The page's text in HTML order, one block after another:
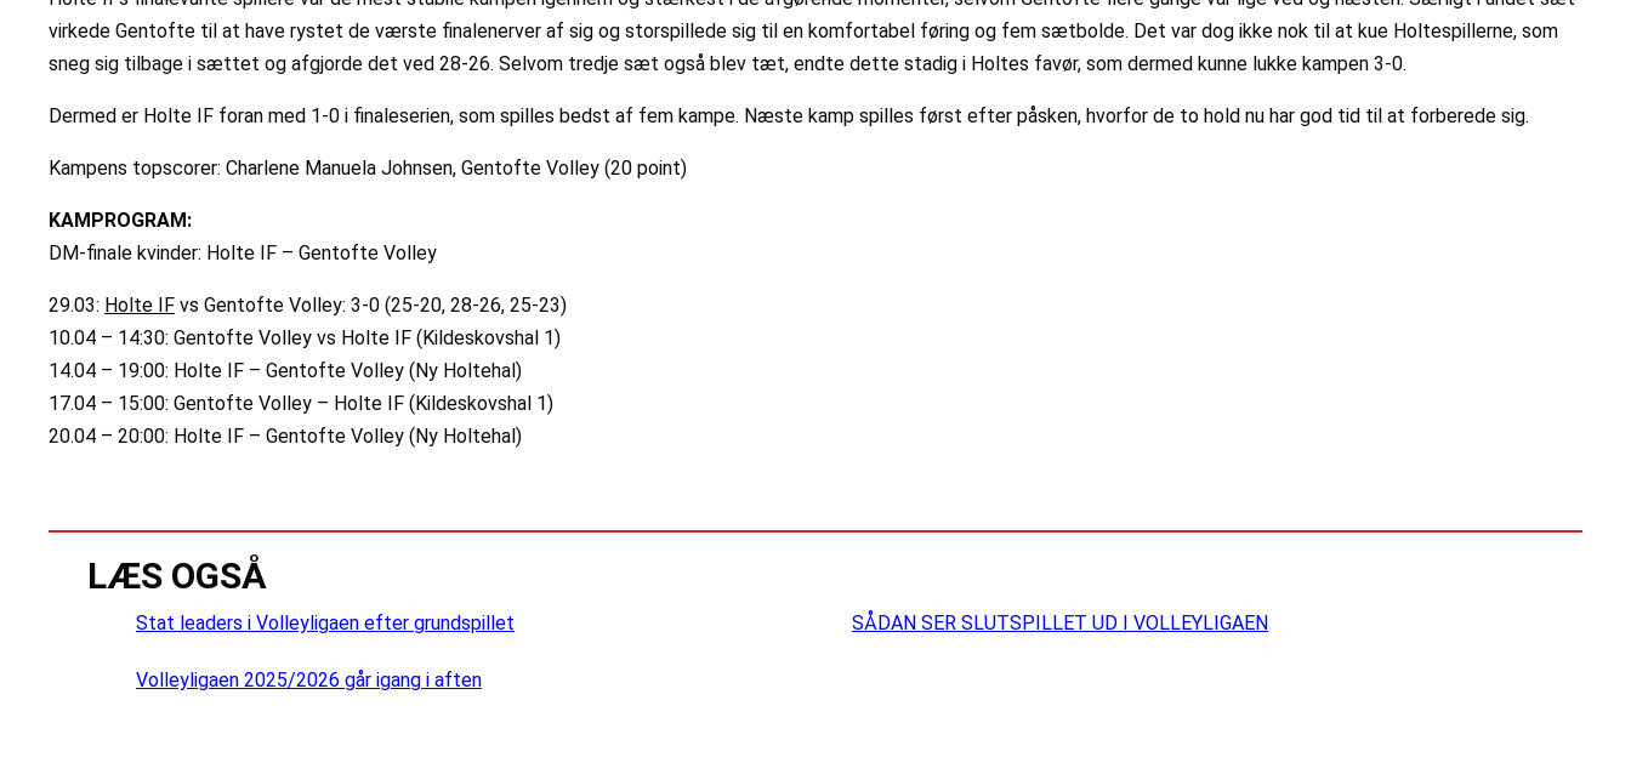
virkede Gentofte til at have rystet de værste finalenerver af sig og storspillede sig til en komfortabel føring og fem sætbolde. Det var dog ikke nok til at kue Holtespillerne, som
sneg sig tilbage i sættet og afgjorde det ved 28-26. Selvom tredje sæt også blev tæt, endte dette stadig i Holtes favør, som dermed kunne lukke kampen 3-0.
Dermed er Holte IF foran med 1-0 i finaleserien, som spilles bedst af fem kampe. Næste kamp spilles først efter påsken, hvorfor de to hold nu har god tid til at forberede sig.
Kampens topscorer: Charlene Manuela Johnsen, Gentofte Volley (20 point)
KAMPROGRAM:
DM-finale kvinder: Holte IF – Gentofte Volley
29.03: Holte IF vs Gentofte Volley: 3-0 (25-20, 28-26, 25-23)
10.04 – 14:30: Gentofte Volley vs Holte IF (Kildeskovshal 1)
14.04 – 19:00: Holte IF – Gentofte Volley (Ny Holtehal)
17.04 – 15:00: Gentofte Volley – Holte IF (Kildeskovshal 1)
20.04 – 20:00: Holte IF – Gentofte Volley (Ny Holtehal)
LÆS OGSÅ
Stat leaders i Volleyligaen efter grundspillet SÅDAN SER SLUTSPILLET UD I VOLLEYLIGAEN
Volleyligaen 2025/2026 går igang i aften